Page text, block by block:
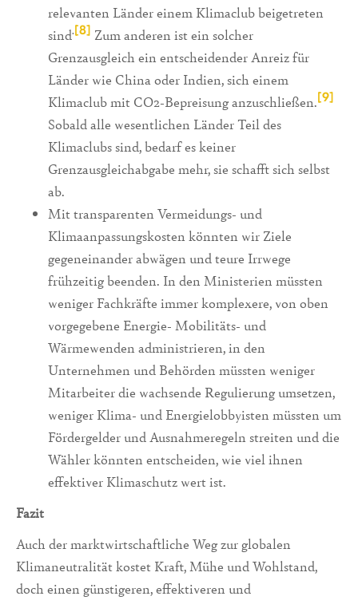
relevanten Länder einem Klimaclub beigetreten
sind.[8] Zum anderen ist ein solcher
Grenzausgleich ein entscheidender Anreiz für
Länder wie China oder Indien, sich einem
Klimaclub mit CO2-Bepreisung anzuschließen.[9]
Sobald alle wesentlichen Länder Teil des
Klimaclubs sind, bedarf es keiner
Grenzausgleichabgabe mehr, sie schafft sich selbst
ab.
Mit transparenten Vermeidungs- und
Klimaanpassungskosten könnten wir Ziele
gegeneinander abwägen und teure Irrwege
frühzeitig beenden. In den Ministerien müssten
weniger Fachkräfte immer komplexere, von oben
vorgegebene Energie- Mobilitäts- und
Wärmewenden administrieren, in den
Unternehmen und Behörden müssten weniger
Mitarbeiter die wachsende Regulierung umsetzen,
weniger Klima- und Energielobbyisten müssten um
Fördergelder und Ausnahmeregeln streiten und die
Wähler könnten entscheiden, wie viel ihnen
effektiver Klimaschutz wert ist.
Fazit
Auch der marktwirtschaftliche Weg zur globalen
Klimaneutralität kostet Kraft, Mühe und Wohlstand,
doch einen günstigeren, effektiveren und